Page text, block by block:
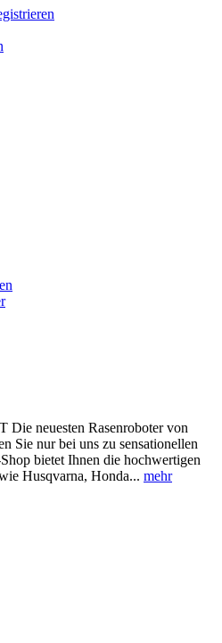
neuesten Rasenroboter von
Sie nur bei uns zu sensationellen
bietet Ihnen die hochwertigen
Husqvarna, Honda... mehr